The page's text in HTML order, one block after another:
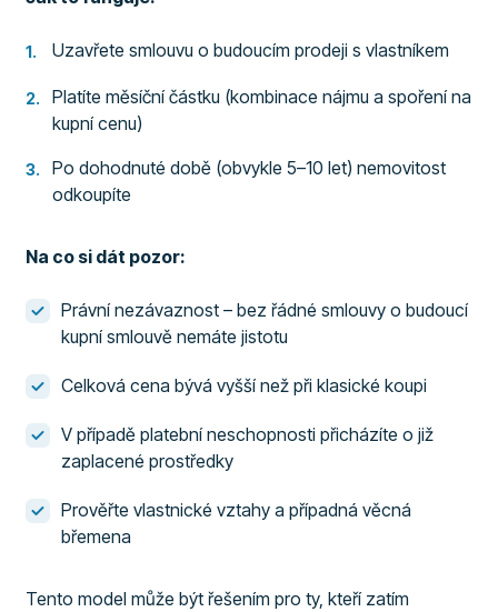
Uzavřete smlouvu o budoucím prodeji s vlastníkem
Platíte měsíční částku (kombinace nájmu a spoření na
kupní cenu)
Po dohodnuté době (obvykle 5–10 let) nemovitost
odkoupíte
Na co si dát pozor:
Právní nezávaznost – bez řádné smlouvy o budoucí
kupní smlouvě nemáte jistotu
Celková cena bývá vyšší než při klasické koupi
V případě platební neschopnosti přicházíte o již
zaplacené prostředky
Prověřte vlastnické vztahy a případná věcná
břemena
Tento model může být řešením pro ty, kteří zatím